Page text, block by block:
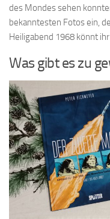
des Mondes sehen
bekanntesten Fotos ein,
Heiligabend 1968 könnt
Was gibt es zu